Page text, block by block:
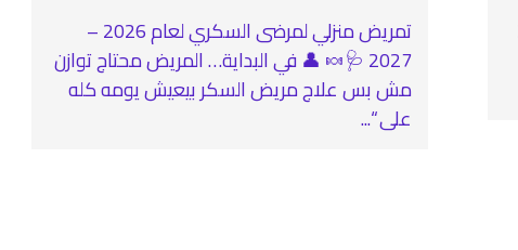
تمريض منزلي لمرضى السكري لعام 2026 –
2027 🩺🍬 👤 في البداية… المريض محتاج توازن
مش بس علاج مريض السكر بيعيش يومه كله
على “...